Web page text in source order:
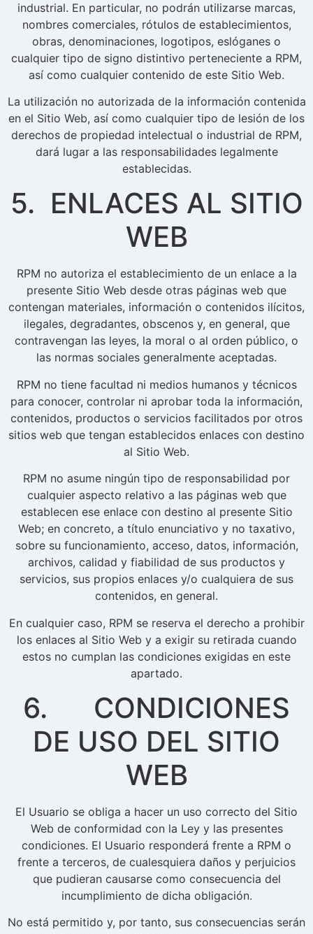
industrial. En particular, no podrán utilizarse marcas,
nombres comerciales, rótulos de establecimientos,
obras, denominaciones, logotipos, eslóganes o
cualquier tipo de signo distintivo perteneciente a RPM,
así como cualquier contenido de este Sitio Web.
La utilización no autorizada de la información contenida
en el Sitio Web, así como cualquier tipo de lesión de los
derechos de propiedad intelectual o industrial de RPM,
dará lugar a las responsabilidades legalmente
establecidas.
5. ENLACES AL SITIO
WEB
RPM no autoriza el establecimiento de un enlace a la
presente Sitio Web desde otras páginas web que
contengan materiales, información o contenidos ilícitos,
ilegales, degradantes, obscenos y, en general, que
contravengan las leyes, la moral o al orden público, o
las normas sociales generalmente aceptadas.
RPM no tiene facultad ni medios humanos y técnicos
para conocer, controlar ni aprobar toda la información,
contenidos, productos o servicios facilitados por otros
sitios web que tengan establecidos enlaces con destino
al Sitio Web.
RPM no asume ningún tipo de responsabilidad por
cualquier aspecto relativo a las páginas web que
establecen ese enlace con destino al presente Sitio
Web; en concreto, a título enunciativo y no taxativo,
sobre su funcionamiento, acceso, datos, información,
archivos, calidad y fiabilidad de sus productos y
servicios, sus propios enlaces y/o cualquiera de sus
contenidos, en general.
En cualquier caso, RPM se reserva el derecho a prohibir
los enlaces al Sitio Web y a exigir su retirada cuando
estos no cumplan las condiciones exigidas en este
apartado.
6. CONDICIONES
DE USO DEL SITIO
WEB
El Usuario se obliga a hacer un uso correcto del Sitio
Web de conformidad con la Ley y las presentes
condiciones. El Usuario responderá frente a RPM o
frente a terceros, de cualesquiera daños y perjuicios
que pudieran causarse como consecuencia del
incumplimiento de dicha obligación.
No está permitido y, por tanto, sus consecuencias serán